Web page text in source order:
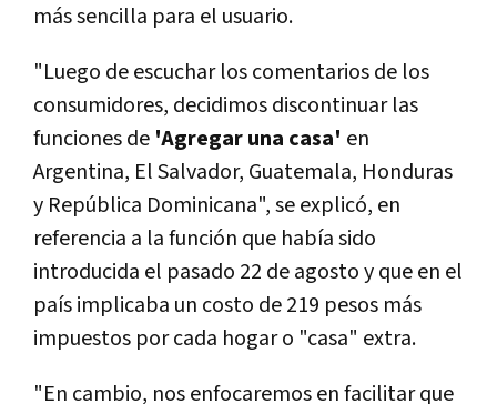
más sencilla para el usuario.
"Luego de escuchar los comentarios de los
consumidores, decidimos discontinuar las
funciones de 'Agregar una casa' en
Argentina, El Salvador, Guatemala, Honduras
y República Dominicana", se explicó, en
referencia a la función que había sido
introducida el pasado 22 de agosto y que en el
país implicaba un costo de 219 pesos más
impuestos por cada hogar o "casa" extra.
"En cambio, nos enfocaremos en facilitar que